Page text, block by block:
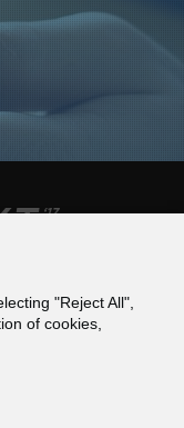
Financial
"Reject All",
of cookies,